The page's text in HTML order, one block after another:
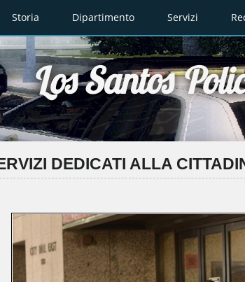
Storia Dipartimento Servizi
Los Santos
DEDICATI ALLA